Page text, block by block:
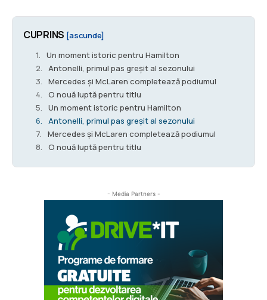
CUPRINS [ascunde]
Un moment istoric pentru Hamilton
Antonelli, primul pas greșit al sezonului
Mercedes și McLaren completează podiumul
O nouă luptă pentru titlu
Un moment istoric pentru Hamilton
Antonelli, primul pas greșit al sezonului
Mercedes și McLaren completează podiumul
O nouă luptă pentru titlu
- Media Partners -